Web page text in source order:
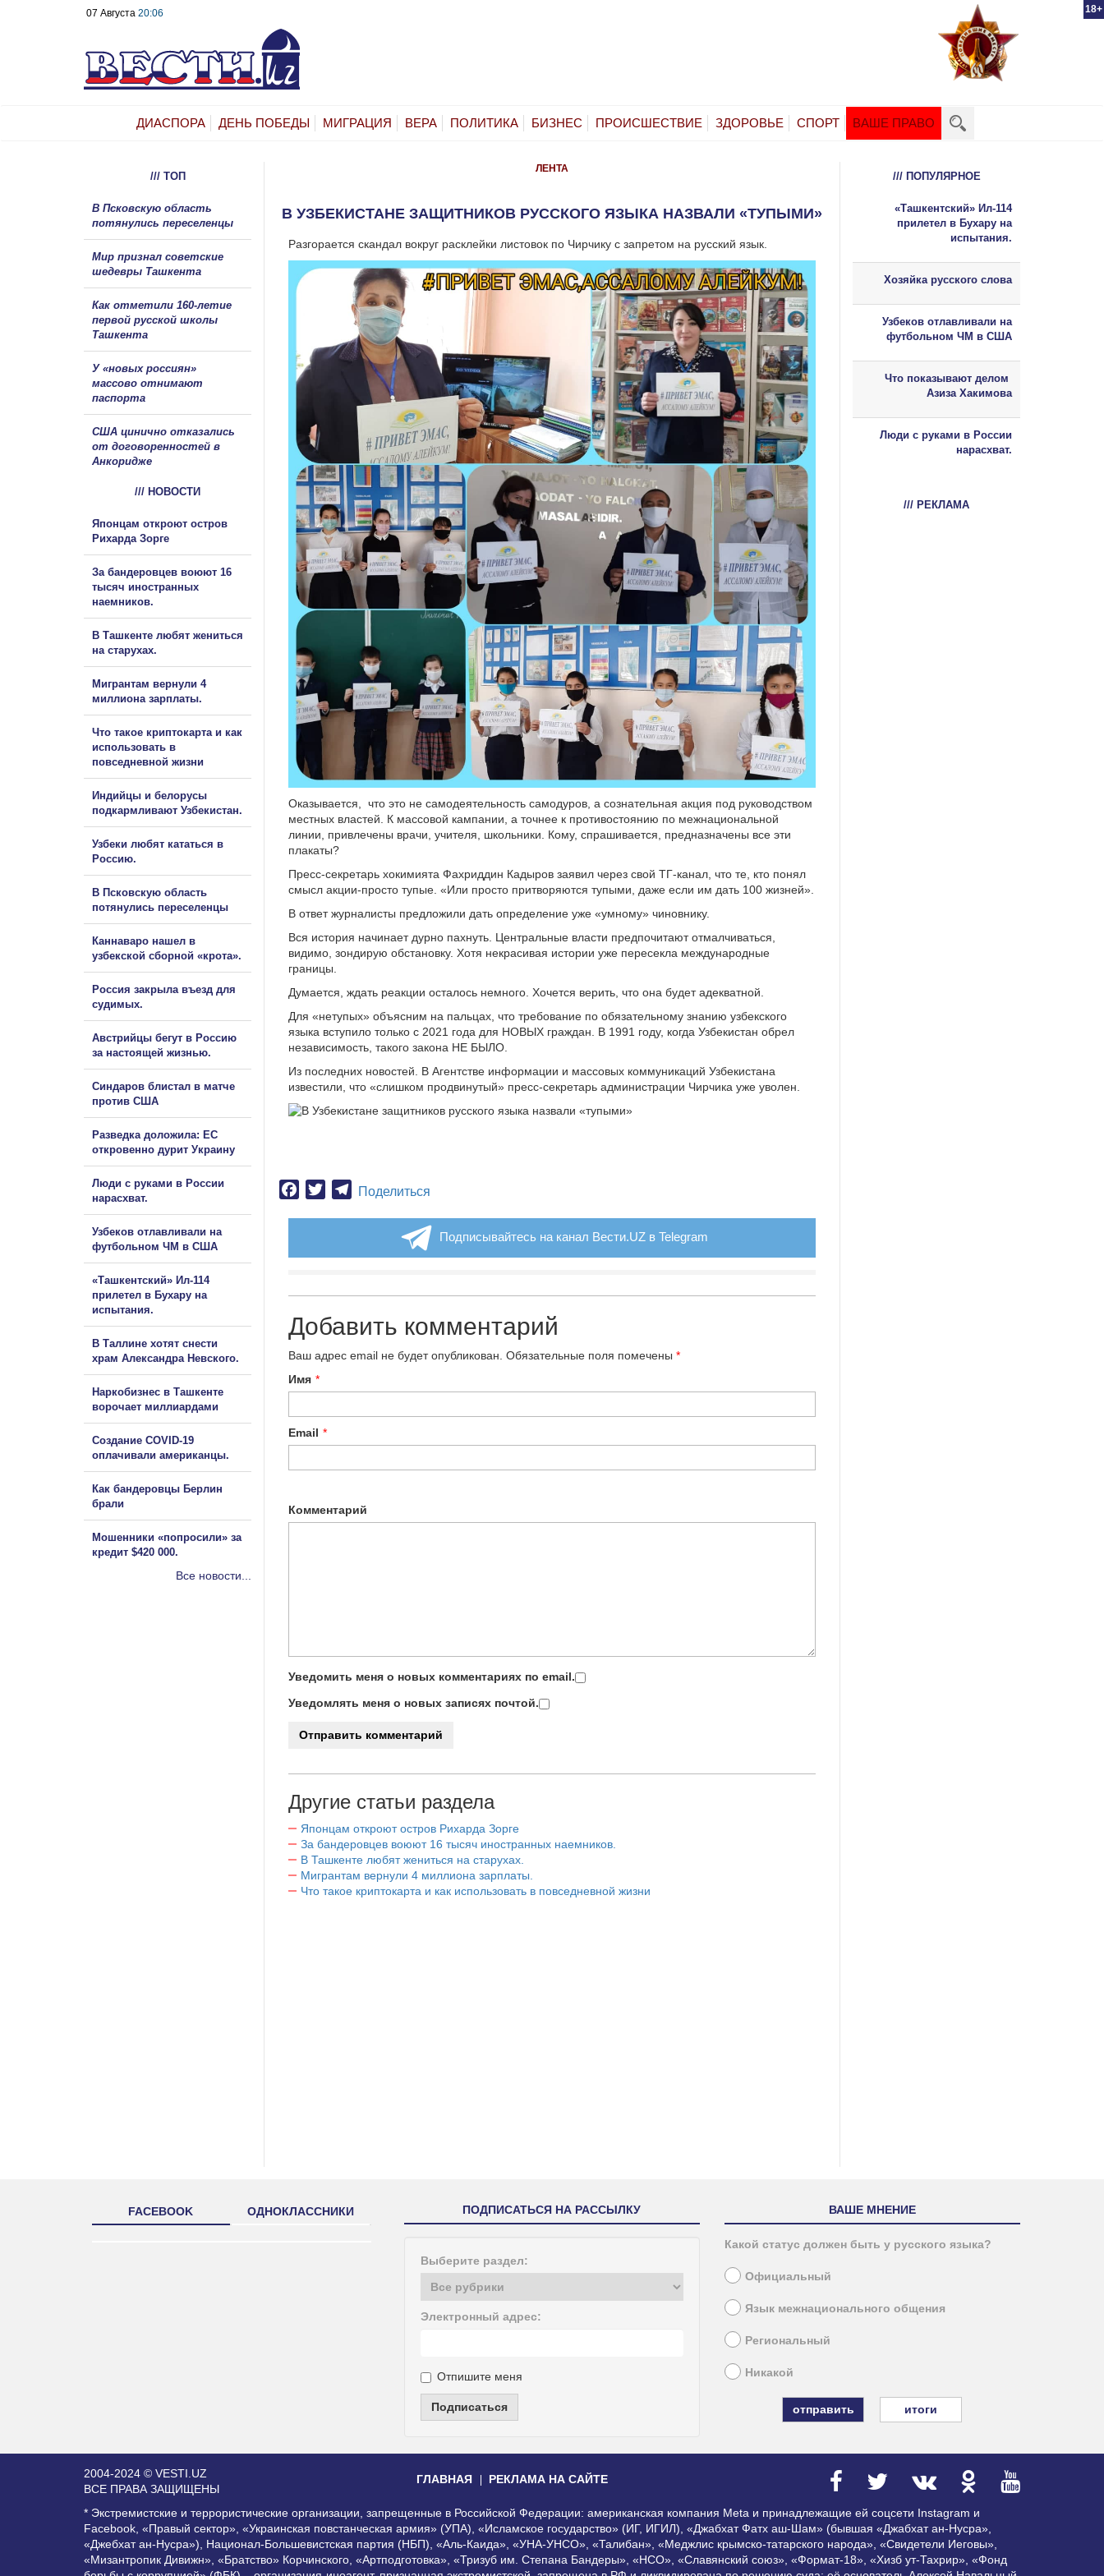
18+
07 Августа 20:06
ДИАСПОРА ДЕНЬ ПОБЕДЫ МИГРАЦИЯ ВЕРА ПОЛИТИКА БИЗНЕС ПРОИСШЕСТВИЕ ЗДОРОВЬЕ СПОРТ ВАШЕ ПРАВО
ЛЕНТА
В УЗБЕКИСТАНЕ ЗАЩИТНИКОВ РУССКОГО ЯЗЫКА НАЗВАЛИ «ТУПЫМИ»
Разгорается скандал вокруг расклейки листовок по Чирчику с запретом на русский язык.
Оказывается, что это не самодеятельность самодуров, а сознательная акция под руководством
местных властей. К массовой кампании, а точнее к противостоянию по межнациональной
линии, привлечены врачи, учителя, школьники. Кому, спрашивается, предназначены все эти
плакаты?
Пресс-секретарь хокимията Фахриддин Кадыров заявил через свой ТГ-канал, что те, кто понял
смысл акции-просто тупые. «Или просто притворяются тупыми, даже если им дать 100 жизней».
В ответ журналисты предложили дать определение уже «умному» чиновнику.
Вся история начинает дурно пахнуть. Центральные власти предпочитают отмалчиваться,
видимо, зондирую обстановку. Хотя некрасивая истории уже пересекла международные
границы.
Думается, ждать реакции осталось немного. Хочется верить, что она будет адекватной.
Для «нетупых» объясним на пальцах, что требование по обязательному знанию узбекского
языка вступило только с 2021 года для НОВЫХ граждан. В 1991 году, когда Узбекистан обрел
независимость, такого закона НЕ БЫЛО.
Из последних новостей. В Агентстве информации и массовых коммуникаций Узбекистана
известили, что «слишком продвинутый» пресс-секретарь администрации Чирчика уже уволен.
Facebook
TwitterTelegram
Поделиться
Подписывайтесь на канал Вести.UZ в Telegram
Добавить комментарий
Ваш адрес email не будет опубликован. Обязательные поля помечены *
Имя *
Email *
Комментарий
Уведомить меня о новых комментариях по email.
Уведомлять меня о новых записях почтой.
Другие статьи раздела
Японцам откроют остров Рихарда Зорге
За бандеровцев воюют 16 тысяч иностранных наемников.
В Ташкенте любят жениться на старухах.
Мигрантам вернули 4 миллиона зарплаты.
Что такое криптокарта и как использовать в повседневной жизни
/// ТОП
В Псковскую область
потянулись переселенцы
Мир признал советские
шедевры Ташкента
Как отметили 160-летие
первой русской школы
Ташкента
У «новых россиян»
массово отнимают
паспорта
США цинично отказались
от договоренностей в
Анкоридже
/// НОВОСТИ
Японцам откроют остров
Рихарда Зорге
За бандеровцев воюют 16
тысяч иностранных
наемников.
В Ташкенте любят жениться
на старухах.
Мигрантам вернули 4
миллиона зарплаты.
Что такое криптокарта и как
использовать в
повседневной жизни
Индийцы и белорусы
подкармливают Узбекистан.
Узбеки любят кататься в
Россию.
В Псковскую область
потянулись переселенцы
Каннаваро нашел в
узбекской сборной «крота».
Россия закрыла въезд для
судимых.
Австрийцы бегут в Россию
за настоящей жизнью.
Синдаров блистал в матче
против США
Разведка доложила: ЕС
откровенно дурит Украину
Люди с руками в России
нарасхват.
Узбеков отлавливали на
футбольном ЧМ в США
«Ташкентский» Ил-114
прилетел в Бухару на
испытания.
В Таллине хотят снести
храм Александра Невского.
Наркобизнес в Ташкенте
ворочает миллиардами
Создание COVID-19
оплачивали американцы.
Как бандеровцы Берлин
брали
Мошенники «попросили» за
кредит $420 000.
Все новости...
/// ПОПУЛЯРНОЕ
«Ташкентский» Ил-114
прилетел в Бухару на
испытания.
Хозяйка русского слова
Узбеков отлавливали на
футбольном ЧМ в США
Что показывают делом
Азиза Хакимова
Люди с руками в России
нарасхват.
/// РЕКЛАМА
FACEBOOK ОДНОКЛАССНИКИ ПОДПИСАТЬСЯ НА РАССЫЛКУ
Выберите раздел:
Электронный адрес:
Отпишите меня
Подписаться
ВАШЕ МНЕНИЕ
Какой статус должен быть у русского языка?
Официальный
Язык межнационального общения
Региональный
Никакой
итоги
2004-2024 © VESTI.UZ
ВСЕ ПРАВА ЗАЩИЩЕНЫ
ГЛАВНАЯ РЕКЛАМА НА САЙТЕ
* Экстремистские и террористические организации, запрещенные в Российской Федерации: американская компания Meta и принадлежащие ей соцсети Instagram и
Facebook, «Правый сектор», «Украинская повстанческая армия» (УПА), «Исламское государство» (ИГ, ИГИЛ), «Джабхат Фатх аш-Шам» (бывшая «Джабхат ан-Нусра»,
«Джебхат ан-Нусра»), Национал-Большевистская партия (НБП), «Аль-Каида», «УНА-УНСО», «Талибан», «Меджлис крымско-татарского народа», «Свидетели Иеговы»,
«Мизантропик Дивижн», «Братство» Корчинского, «Артподготовка», «Тризуб им. Степана Бандеры», «НСО», «Славянский союз», «Формат-18», «Хизб ут-Тахрир», «Фонд